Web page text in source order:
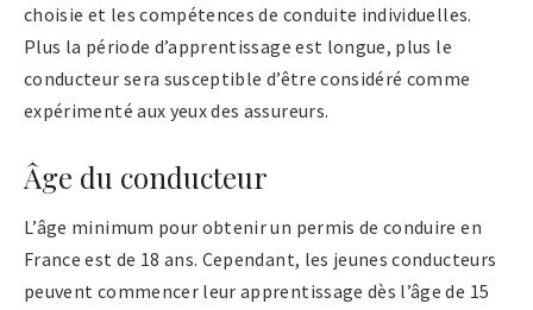
choisie et les compétences de conduite individuelles.
Plus la période d’apprentissage est longue, plus le
conducteur sera susceptible d’être considéré comme
expérimenté aux yeux des assureurs.
Âge du conducteur
L’âge minimum pour obtenir un permis de conduire en
France est de 18 ans. Cependant, les jeunes conducteurs
peuvent commencer leur apprentissage dès l’âge de 15